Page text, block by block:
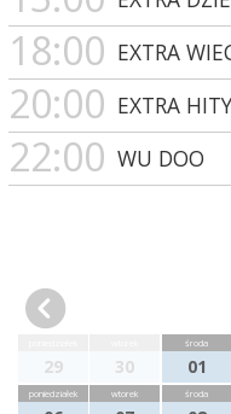
18:00 EXTRA
20:00 EXTRA
22:00 WU DOO
29 30
środa
01
poniedziałek wtorek środa